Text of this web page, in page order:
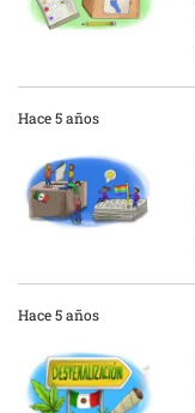
Hace 5 años
Hace 5 años